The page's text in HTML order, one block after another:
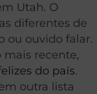
Utah. O
diferentes de
ou ouvido falar.
mais recente,
do país.
outra lista